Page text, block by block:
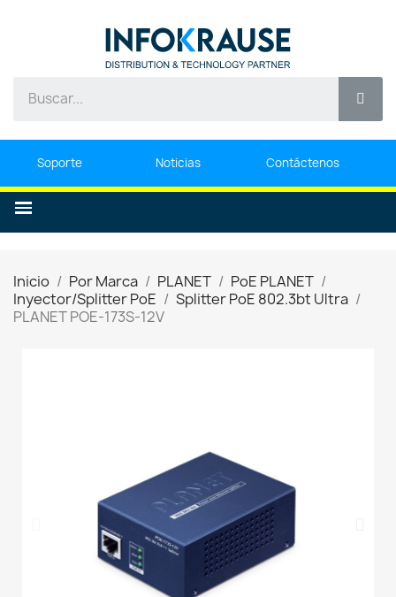
Soporte Noticias Contáctenos
Inicio Por Marca PLANET
PoE PLANET
Inyector/Splitter PoE
Splitter PoE 802.3bt Ultra
PLANET POE-173S-12V